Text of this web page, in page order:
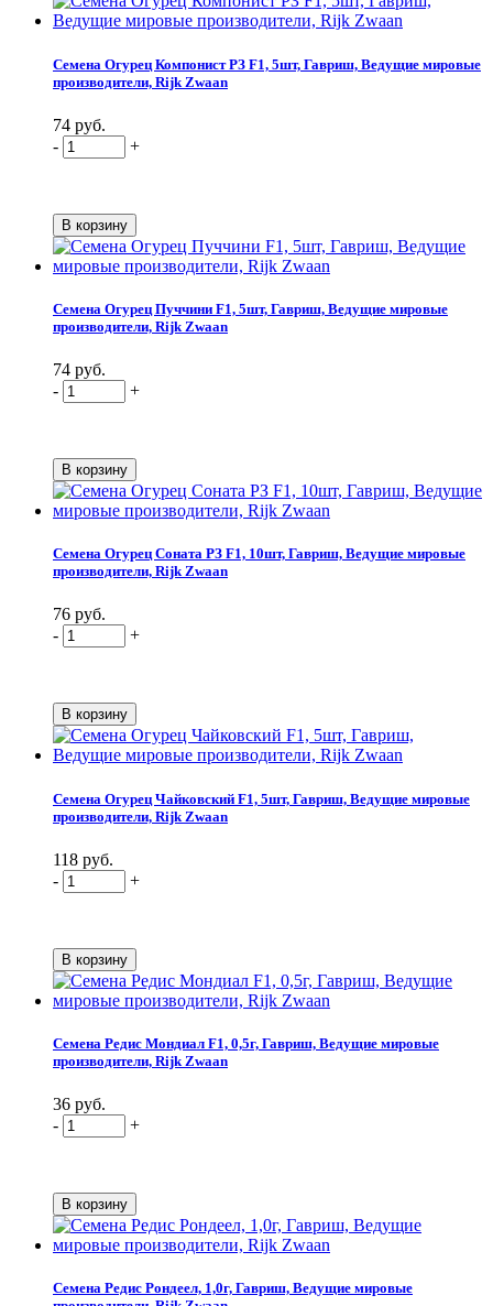
Семена Огурец Компонист РЗ F1, 5шт, Гавриш, Ведущие мировые
производители, Rijk Zwaan
74 руб.
-
+
Семена Огурец Пуччини F1, 5шт, Гавриш, Ведущие мировые
производители, Rijk Zwaan
74 руб.
-
+
Семена Огурец Соната РЗ F1, 10шт, Гавриш, Ведущие мировые
производители, Rijk Zwaan
76 руб.
-
+
Семена Огурец Чайковский F1, 5шт, Гавриш, Ведущие мировые
производители, Rijk Zwaan
118 руб.
-
+
Семена Редис Мондиал F1, 0,5г, Гавриш, Ведущие мировые
производители, Rijk Zwaan
36 руб.
-
+
Семена Редис Рондеел, 1,0г, Гавриш, Ведущие мировые